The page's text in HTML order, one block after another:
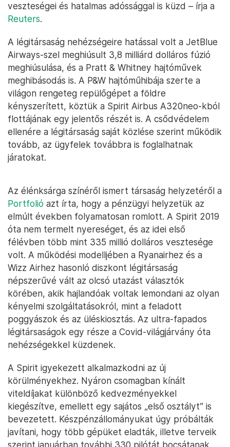
veszteségei és hatalmas adóssággal is küzd – írja a
Reuters.
A légitársaság nehézségeire hatással volt a JetBlue
Airways-szel meghiúsult 3,8 milliárd dolláros fúzió
meghiúsulása, és a Pratt & Whitney hajtóművek
meghibásodás is. A P&W hajtóműhibája szerte a
világon rengeteg repülőgépet a földre
kényszerített, köztük a Spirit Airbus A320neo-kból
flottájának egy jelentős részét is. A csődvédelem
ellenére a légitársaság saját közlése szerint működik
tovább, az ügyfelek továbbra is foglalhatnak
járatokat.
Az élénksárga színéről ismert társaság helyzetéről a
Portfolió azt írta, hogy a pénzügyi helyzetük az
elmúlt években folyamatosan romlott. A Spirit 2019
óta nem termelt nyereséget, és az idei első
félévben több mint 335 millió dolláros vesztesége
volt. A működési modelljében a Ryanairhez és a
Wizz Airhez hasonló diszkont légitársaság
népszerűvé vált az olcsó utazást választók
körében, akik hajlandóak voltak lemondani az olyan
kényelmi szolgáltatásokról, mint a feladott
poggyászok és az üléskiosztás. Az ultra-fapados
légitársaságok egy része a Covid-világjárvány óta
nehézségekkel küzdenek.
A Spirit igyekezett alkalmazkodni az új
körülményekhez. Nyáron csomagban kínált
viteldíjakat különböző kedvezményekkel
kiegészítve, emellett egy sajátos „első osztályt” is
bevezetett. Készpénzállományukat úgy próbálták
javítani, hogy több gépüket eladták, illetve terveik
szerint januárban további 330 pilótát bocsátanak